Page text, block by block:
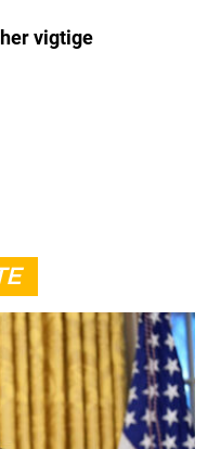
vigtige